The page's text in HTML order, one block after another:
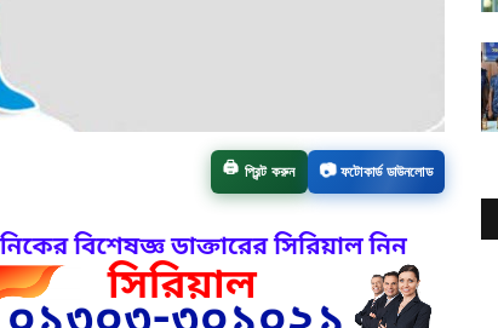
🖨️ প্রিন্ট করুন 📷ফটোকার্ড ডাউনলোড